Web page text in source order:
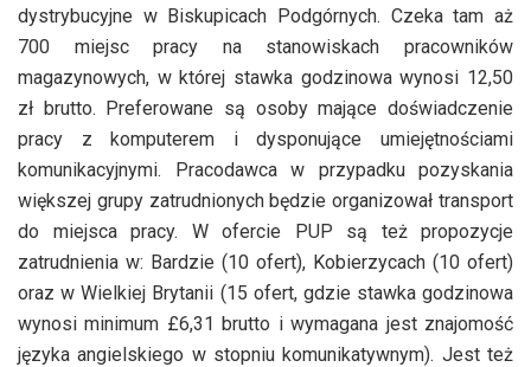
dystrybucyjne w Biskupicach Podgórnych. Czeka tam aż
700 miejsc pracy na stanowiskach pracowników
magazynowych, w której stawka godzinowa wynosi 12,50
zł brutto. Preferowane są osoby mające doświadczenie
pracy z komputerem i dysponujące umiejętnościami
komunikacyjnymi. Pracodawca w przypadku pozyskania
większej grupy zatrudnionych będzie organizował transport
do miejsca pracy. W ofercie PUP są też propozycje
zatrudnienia w: Bardzie (10 ofert), Kobierzycach (10 ofert)
oraz w Wielkiej Brytanii (15 ofert, gdzie stawka godzinowa
wynosi minimum £6,31 brutto i wymagana jest znajomość
języka angielskiego w stopniu komunikatywnym). Jest też